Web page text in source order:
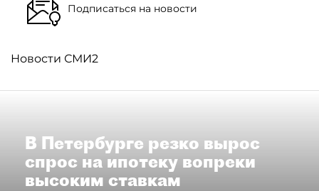
Подписаться на новости
Новости СМИ2
В Петербурге резко вырос
спрос на ипотеку вопреки
высоким ставкам